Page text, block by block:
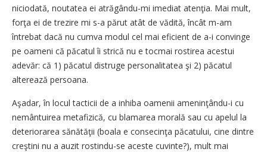
niciodată, noutatea ei atrăgându-mi imediat atenţia. Mai mult,
forţa ei de trezire mi s-a părut atât de vădită, încât m-am
întrebat dacă nu cumva modul cel mai eficient de a-i convinge
pe oameni că păcatul îi strică nu e tocmai rostirea acestui
adevăr: că 1) păcatul distruge personalitatea şi 2) păcatul
alterează persoana.
Aşadar, în locul tacticii de a inhiba oamenii ameninţându-i cu
nemântuirea metafizică, cu blamarea morală sau cu apelul la
deteriorarea sănătăţii (boala e consecinţa păcatului, cine dintre
creştini nu a auzit rostindu-se aceste cuvinte?), mult mai